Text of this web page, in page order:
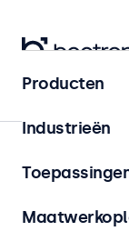
Monitoren
10 inch
10 inch
commercieel
Producten
Industrieën